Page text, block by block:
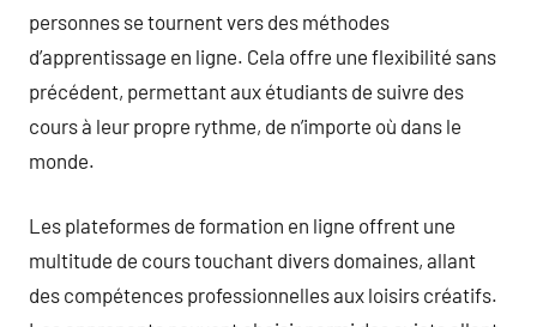
personnes se tournent vers des méthodes
d’apprentissage en ligne. Cela offre une flexibilité sans
précédent, permettant aux étudiants de suivre des
cours à leur propre rythme, de n’importe où dans le
monde.
Les plateformes de formation en ligne offrent une
multitude de cours touchant divers domaines, allant
des compétences professionnelles aux loisirs créatifs.